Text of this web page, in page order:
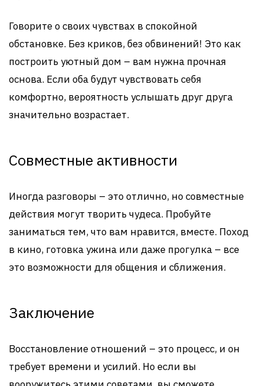
Говорите о своих чувствах в спокойной
обстановке. Без криков, без обвинений! Это как
построить уютный дом – вам нужна прочная
основа. Если оба будут чувствовать себя
комфортно, вероятность услышать друг друга
значительно возрастает.
Совместные активности
Иногда разговоры – это отлично, но совместные
действия могут творить чудеса. Пробуйте
заниматься тем, что вам нравится, вместе. Поход
в кино, готовка ужина или даже прогулка – все
это возможности для общения и сближения.
Заключение
Восстановление отношений – это процесс, и он
требует времени и усилий. Но если вы